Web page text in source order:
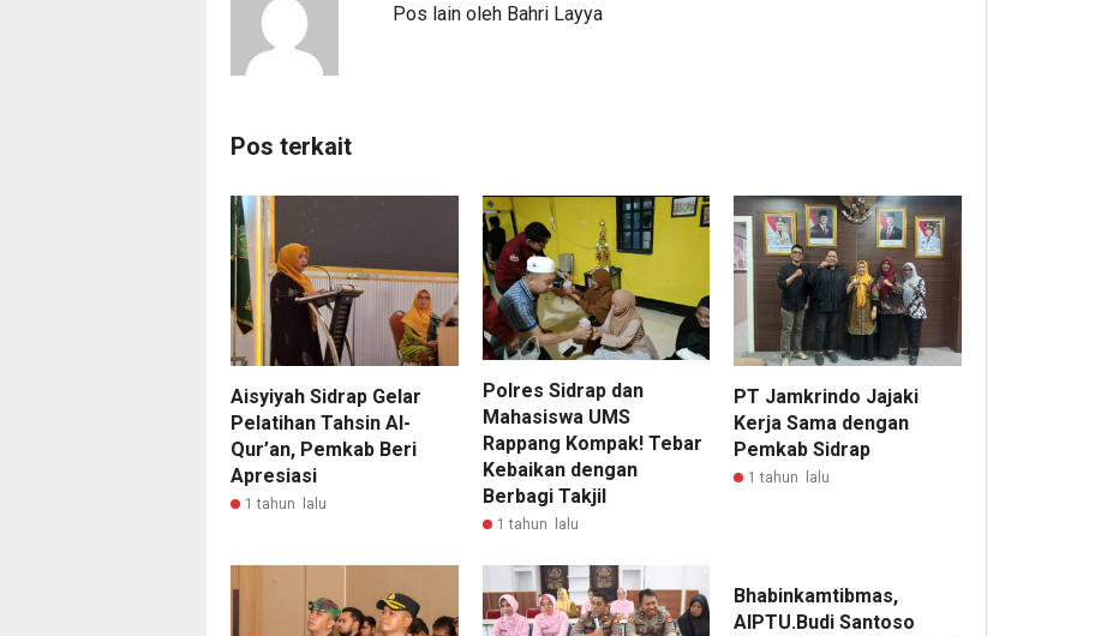
Pos lain oleh Bahri Layya
Pos terkait
Aisyiyah Sidrap Gelar
Pelatihan Tahsin Al-
Qur’an, Pemkab Beri
Apresiasi
1 tahun lalu
Polres Sidrap dan
Mahasiswa UMS
Rappang Kompak! Tebar
Kebaikan dengan
Berbagi Takjil
1 tahun lalu
PT Jamkrindo Jajaki
Kerja Sama dengan
Pemkab Sidrap
1 tahun lalu
Bhabinkamtibmas,
AIPTU.Budi Santoso